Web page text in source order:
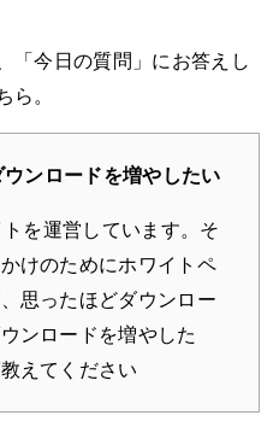
「今日の質問」にお答えし
ら。
ンロードを増やしたい
を運営しています。そ
けのためにホワイトペ
思ったほどダウンロー
ンロードを増やした
えてください